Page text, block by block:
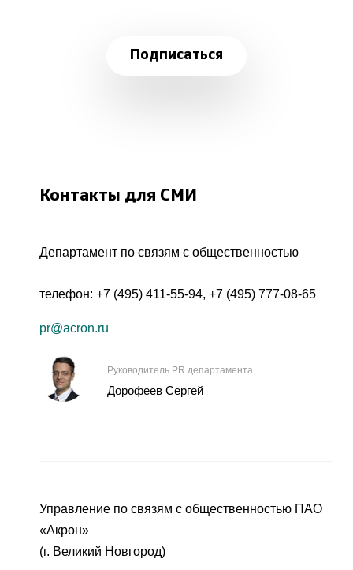
Подписаться
Контакты для СМИ
Департамент по связям с общественностью
телефон: +7 (495) 411-55-94, +7 (495) 777-08-65
pr@acron.ru
Руководитель PR департамента
Дорофеев Сергей
Управление по связям с общественностью ПАО
«Акрон»
(г. Великий Новгород)